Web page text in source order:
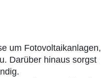
um Fotovoltaikanlagen,
Darüber hinaus sorgst